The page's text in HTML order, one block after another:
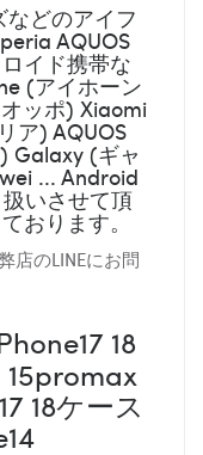
などのアイフ
AQUOS
イド携帯な
(アイホーン
ッポ) Xiaomi
ア) AQUOS
Galaxy (ギャ
... Android
いさせて頂
おります。
店のLINEにお問
18
18ケース